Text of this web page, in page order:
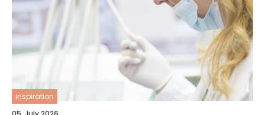
inspiration